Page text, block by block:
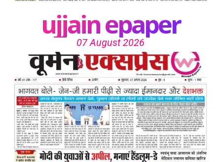
ujjain epaper
07 August 2026